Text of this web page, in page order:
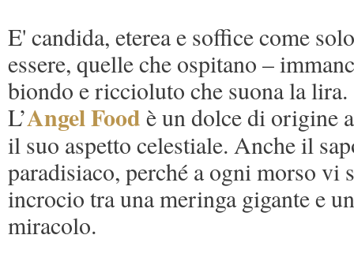
E' candida, eterea e soffice come
essere, quelle che ospitano –
biondo e riccioluto che suona la
L’Angel Food è un dolce di origine
il suo aspetto celestiale. Anche il
paradisiaco, perché a ogni morso vi
incrocio tra una meringa gigante e
miracolo.